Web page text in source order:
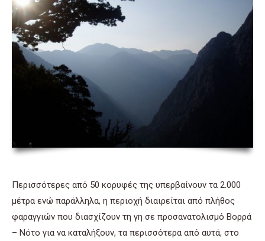
Περισσότερες από 50 κορυφές της υπερβαίνουν τα 2.000
μέτρα ενώ παράλληλα, η περιοχή διαιρείται από πλήθος
φαραγγιών που διασχίζουν τη γη σε προσανατολισμό Βορρά
– Νότο για να καταλήξουν, τα περισσότερα από αυτά, στο